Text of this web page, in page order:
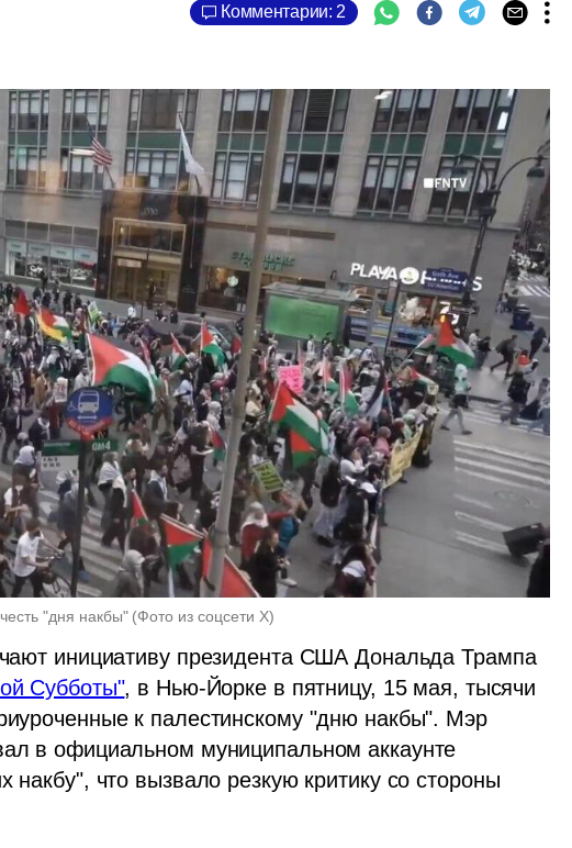
Комментарии: 2
"дня накбы" (Фото из соцсети Х)
инициативу президента США Дональда Трампа
Субботы", в Нью-Йорке в пятницу, 15 мая, тысячи
к палестинскому "дню накбы". Мэр
в официальном муниципальном аккаунте
что вызвало резкую критику со стороны